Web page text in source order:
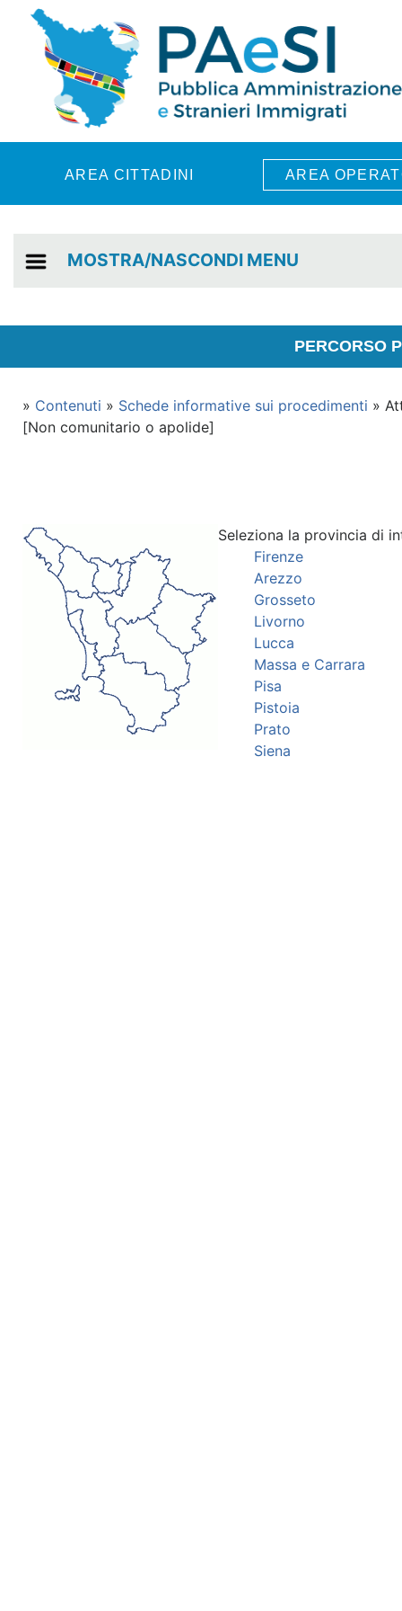
Skip to main content
AREA CITTADINI AREA
MOSTRA/NASCONDI MENU
PERCORSO
» Contenuti » Schede informative sui procedimenti »
[Non comunitario o apolide]
Seleziona la provincia di
Firenze
Arezzo
Grosseto
Livorno
Lucca
Massa e Carrara
Pisa
Pistoia
Prato
Siena